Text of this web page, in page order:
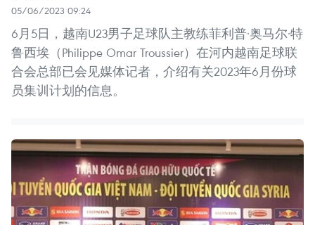
05/06/2023 09:24
6月5日，越南U23男子足球队主教练菲利普·奥马尔·特
鲁西埃（Philippe Omar Troussier）在河内越南足球联
合会总部已会见媒体记者，介绍有关2023年6月份球
员集训计划的信息。